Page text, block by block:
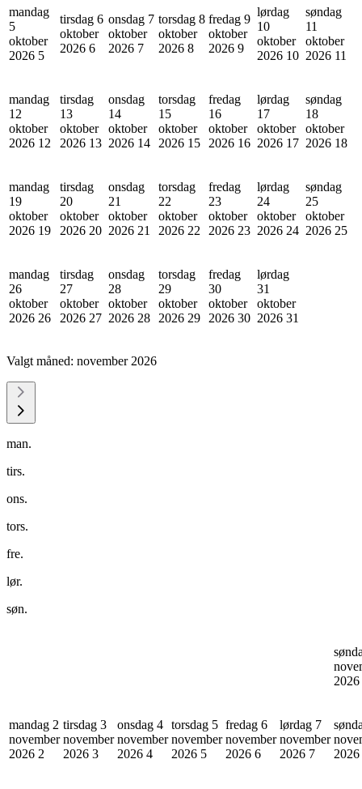
mandag
5
oktober
2026 5
tirsdag 6
oktober
2026 6
onsdag 7
oktober
2026 7
torsdag 8
oktober
2026 8
fredag 9
oktober
2026 9
lørdag
10
oktober
2026 10
søndag
11
oktober
2026 11
mandag
12
oktober
2026 12
tirsdag
13
oktober
2026 13
onsdag
14
oktober
2026 14
torsdag
15
oktober
2026 15
fredag
16
oktober
2026 16
lørdag
17
oktober
2026 17
søndag
18
oktober
2026 18
mandag
19
oktober
2026 19
tirsdag
20
oktober
2026 20
onsdag
21
oktober
2026 21
torsdag
22
oktober
2026 22
fredag
23
oktober
2026 23
lørdag
24
oktober
2026 24
søndag
25
oktober
2026 25
mandag
26
oktober
2026 26
tirsdag
27
oktober
2026 27
onsdag
28
oktober
2026 28
torsdag
29
oktober
2026 29
fredag
30
oktober
2026 30
lørdag
31
oktober
2026 31
Valgt måned: november 2026
man.
tirs.
ons.
tors.
fre.
lør.
søn.
2026
mandag 2
november
2026 2
tirsdag 3
november
2026 3
onsdag 4
november
2026 4
torsdag 5
november
2026 5
fredag 6
november
2026 6
lørdag 7
november
2026 7
2026